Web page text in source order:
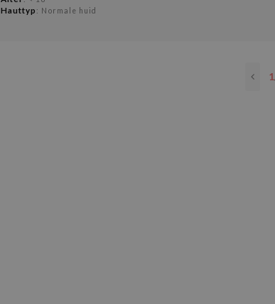
Hauttyp : Normale huid
1